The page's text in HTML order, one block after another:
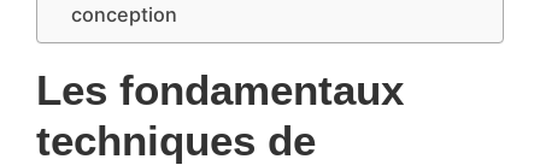
conception
Les fondamentaux
techniques de